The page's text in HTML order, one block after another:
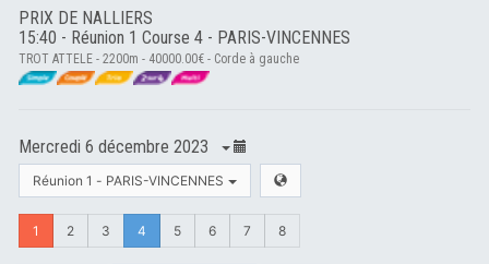
PRIX DE NALLIERS
15:40 - Réunion 1 Course 4 - PARIS-VINCENNES
TROT ATTELE - 2200m - 40000.00€ - Corde à gauche
Mercredi 6 décembre 2023
Réunion 1 - PARIS-VINCENNES
1 2 3 4 5 6 7 8